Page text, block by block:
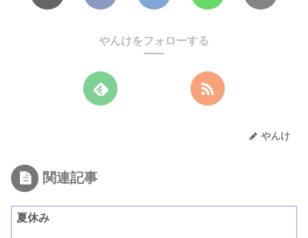
やんけをフォローする
やんけ
関連記事
夏休み